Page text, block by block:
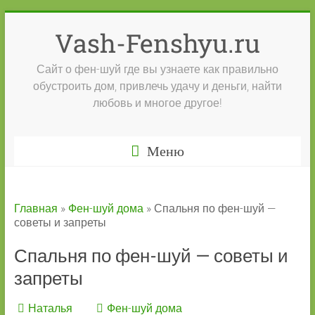
содержимомуVash-Fenshyu.ru
Сайт о фен-шуй где вы узнаете как правильно
обустроить дом, привлечь удачу и деньги, найти
любовь и многое другое!
Меню
Главная » Фен-шуй дома» Спальня по фен-шуй —
советы и запреты
Спальня по фен-шуй — советы и
запреты
Наталья Фен-шуй дома